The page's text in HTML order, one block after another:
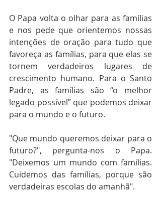
O Papa volta o olhar para as famílias
e nos pede que orientemos nossas
intenções de oração para tudo que
favoreça as famílias, para que elas se
tornem verdadeiros lugares de
crescimento humano. Para o Santo
Padre, as famílias são “o melhor
legado possível” que podemos deixar
para o mundo e o futuro.
"Que mundo queremos deixar para o
futuro?", pergunta-nos o Papa.
"Deixemos um mundo com famílias.
Cuidemos das famílias, porque são
verdadeiras escolas do amanhã".